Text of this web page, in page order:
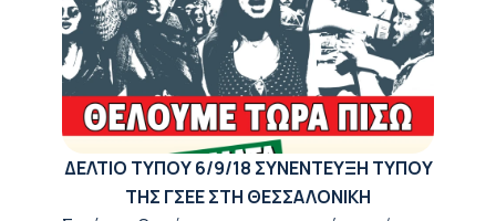
ΔΕΛΤΙΟ ΤΥΠΟΥ 6/9/18 ΣΥΝΕΝΤΕΥΞΗ ΤΥΠΟΥ
ΤΗΣ ΓΣΕΕ ΣΤΗ ΘΕΣΣΑΛΟΝΙΚΗ